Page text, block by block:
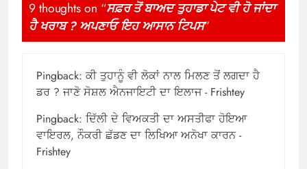
9 thoughts on “ਸਫ਼ਰ ਤੋਂ ਬਾਅਦ ਤੁਹਾਡਾ ਪੇਟ ਵੀ ਹੋ ਜਾਂਦਾ
ਹੈ ਖਰਾਬ ? ਅਪਣਾਓ ਇਹ ਆਸਾਨ ਟਿਪਸ”
Pingback: ਕੀ ਤੁਹਾਨੂੰ ਵੀ ਲੋਕਾਂ ਨਾਲ ਮਿਲਣ ਤੋਂ ਲਗਦਾ ਹੈ
ਡਰ ? ਜਾਣੋ ਸੋਸ਼ਲ ਐਨਜਾਇਟੀ ਦਾ ਇਲਾਜ - Frishtey
Pingback: ਦਿੱਲੀ ਦੇ ਵਿਅਕਤੀ ਦਾ ਅਸਤੀਫਾ ਹੋਇਆ
ਵਾਇਰਲ, ਨੌਕਰੀ ਛੱਡਣ ਦਾ ਲਿਖਿਆ ਅਨੋਖਾ ਕਾਰਨ -
Frishtey